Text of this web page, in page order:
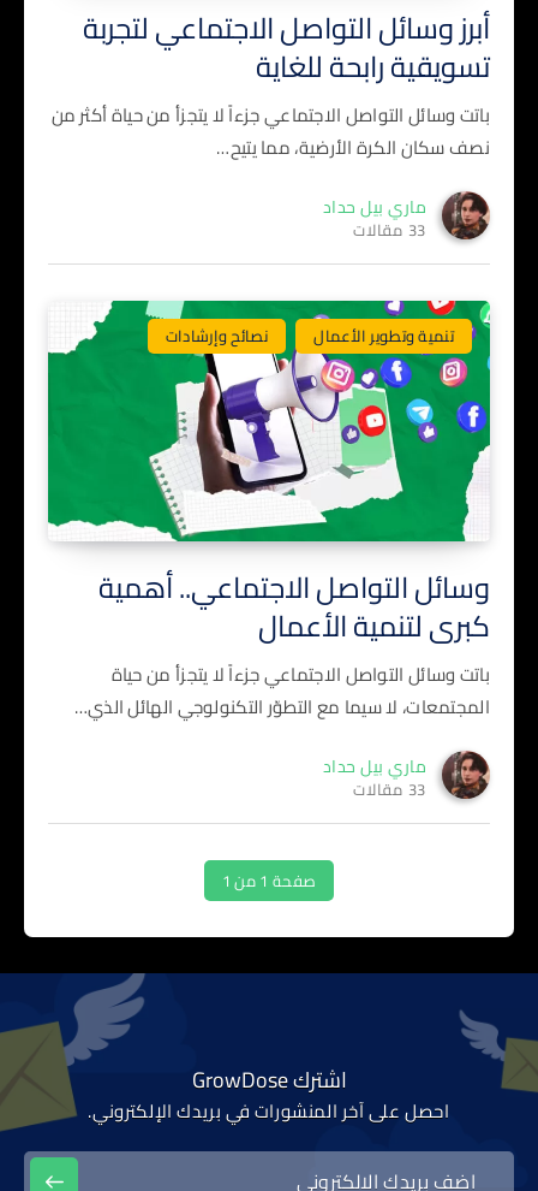
أبرز وسائل التواصل الاجتماعي لتجربة
تسويقية رابحة للغاية
باتت وسائل التواصل الاجتماعي جزءاً لا يتجزأ من حياة أكثر من
نصف سكان الكرة الأرضية، مما يتيح…
ماري بيل حداد
33 مقالات
تنمية وتطوير الأعمال نصائح وإرشادات
وسائل التواصل الاجتماعي.. أهمية
كبرى لتنمية الأعمال
باتت وسائل التواصل الاجتماعي جزءاً لا يتجزأ من حياة
المجتمعات، لا سيما مع التطوّر التكنولوجي الهائل الذي…
ماري بيل حداد
33 مقالات
صفحة 1 من 1
اشترك GrowDose
احصل على آخر المنشورات في بريدك الإلكتروني.